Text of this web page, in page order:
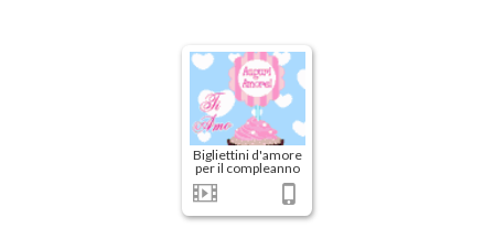
Bigliettini d'amore
per il compleanno